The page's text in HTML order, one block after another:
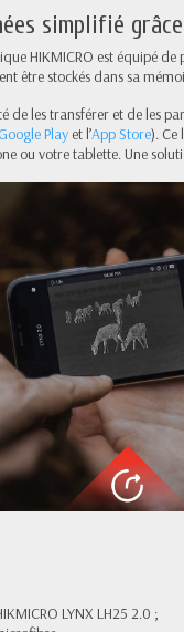
simplifié
HIKMICRO est équipé
être stockés dans sa
de les transférer et de les
Google Play et l’App Store). Ce
ou votre tablette. Une
LYNX LH25 2.0 ;